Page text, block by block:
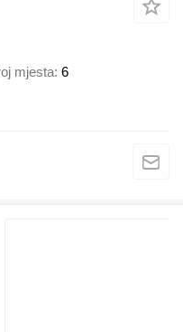
mjesta 6